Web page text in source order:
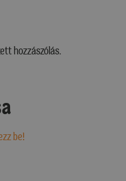
hozzászólás.
be!